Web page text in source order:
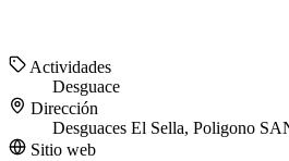
Actividades
Desguace
Dirección
Desguaces El Sella, Poligono
Sitio web